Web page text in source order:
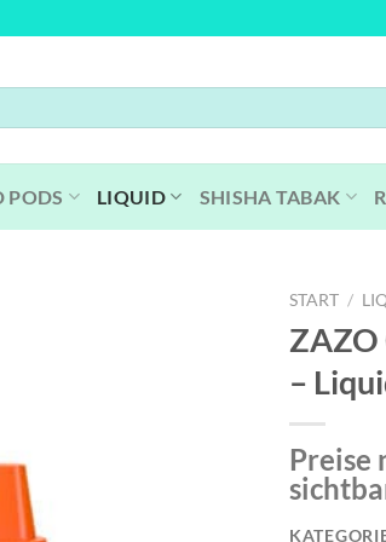
PODS LIQUID SHISHA TABAK
START /
ZAZO
–
Preise